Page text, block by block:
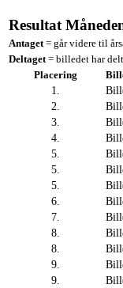
Resultat
Antaget= går videre til
Deltaget= billedet har
Placering
1.
2.
3.
4.
5.
5.
5.
6.
7.
8.
8.
9.
9.